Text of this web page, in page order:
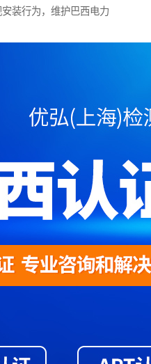
装行为，维护巴西电力